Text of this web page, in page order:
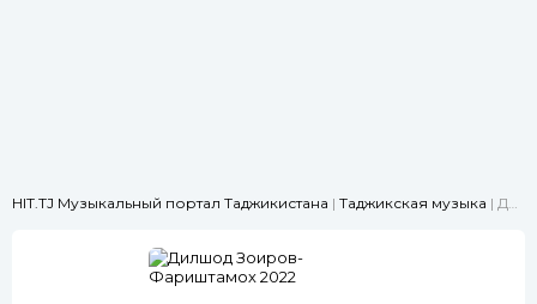
HIT.TJ Музыкальный портал Таджикистана | Таджикская музыка | Дилшод Зоиров-Фариштамох 2022